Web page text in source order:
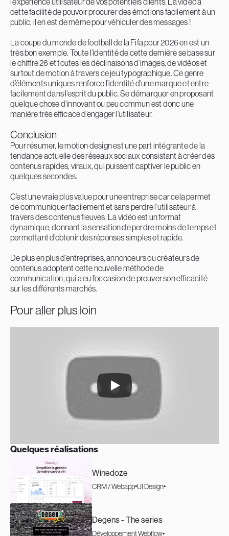
cette facilité de pouvoir procurer des émotions facilement à un
public, il en est de même pour véhiculer des messages !
La coupe du monde de football de la Fifa pour 2026 en est un
très bon exemple. Toute l’identité de cette dernière se base sur
le chiffre 26 et toutes les déclinaisons d’images, de vidéos et
surtout de motion à travers ce jeu typographique. Ce genre
d’éléments uniques renforce l’identité d’une marque et entre
facilement dans l’esprit du public. Se démarquer en proposant
quelque chose d’innovant ou peu commun est donc une
manière très efficace d’engager l’utilisateur.
Conclusion
Pour résumer, le motion design est une part intégrante de la
tendance actuelle des réseaux sociaux consistant à créer des
contenus rapides, viraux, qui puissent captiver le public en
quelques secondes.
C’est une vraie plus value pour une entreprise car cela permet
de communiquer facilement et sans perdre l’utilisateur à
travers des contenus fleuves. La vidéo est un format
dynamique, donnant la sensation de perdre moins de temps et
permettant d’obtenir des réponses simples et rapide.
De plus en plus d’entreprises, annonceurs ou créateurs de
contenus adoptent cette nouvelle méthode de
communication, qui a eu l’occasion de prouver son efficacité
sur les différents marchés.
Pour aller plus loin
Quelques réalisations
Winedoze
CRM / Webapp UI Design
Degens - The series
Développement Webflow